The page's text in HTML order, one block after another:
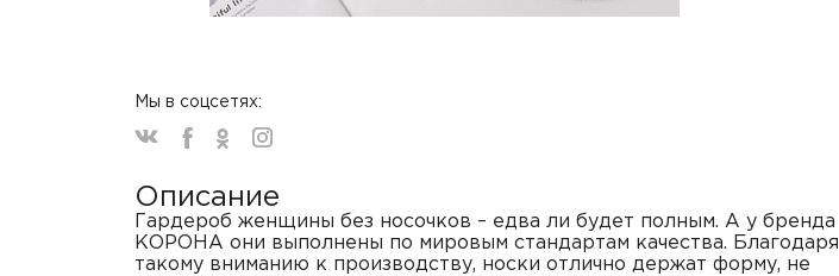
Мы в соцсетях:
Описание
Гардероб женщины без носочков – едва ли будет полным. А у бренда
КОРОНА они выполнены по мировым стандартам качества. Благодаря
такому вниманию к производству, носки отлично держат форму, не